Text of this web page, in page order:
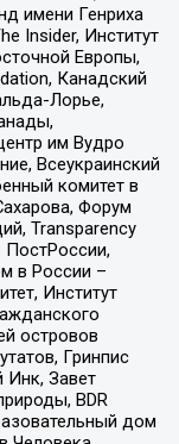
имени Генриха
Insider, Институт
Европы,
Канадский
Лорье,
им Вудро
Всеукраинский
комитет в
Форум
Transparеncy
в России –
Институт
островов
Гринпис
Инк, Завет
BDR
дом